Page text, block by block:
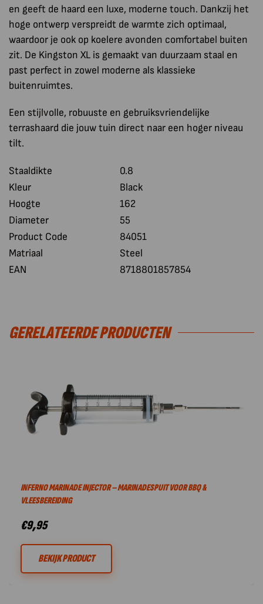
en geeft de haard een luxe, moderne touch. Dankzij het
hoge ontwerp verspreidt de warmte zich optimaal,
waardoor je ook op koelere avonden comfortabel buiten
zit. De Kingston XL is gemaakt van duurzaam staal en
past perfect in zowel moderne als klassieke
buitenruimtes.
Een stijlvolle, robuuste en gebruiksvriendelijke
terrashaard die jouw tuin direct naar een hoger niveau
tilt.
Staaldikte
0.8
Kleur
Black
Hoogte
162
Diameter
55
Product Code
84051
Matriaal
Steel
EAN
8718801857854
GERELATEERDE PRODUCTEN
INFERNO MARINADE INJECTOR – MARINADESPUIT VOOR BBQ &
VLEESBEREIDING
€9,95
BEKIJK PRODUCT